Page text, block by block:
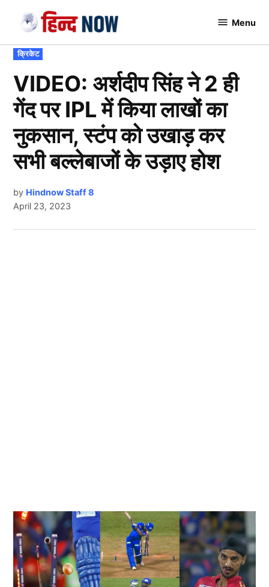
content
Menu
POSTED
IN
क्रिकेट
VIDEO: अर्शदीप सिंह ने 2 ही
गेंद पर IPL में किया लाखों का
नुकसान, स्टंप को उखाड़ कर
सभी बल्लेबाजों के उड़ाए होश
by Hindnow Staff 8
April 23, 2023